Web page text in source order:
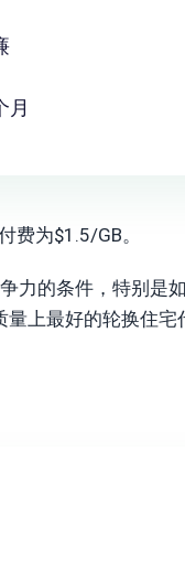
月
费为$1.5/GB。
力的条件，特别是
上最好的轮换住